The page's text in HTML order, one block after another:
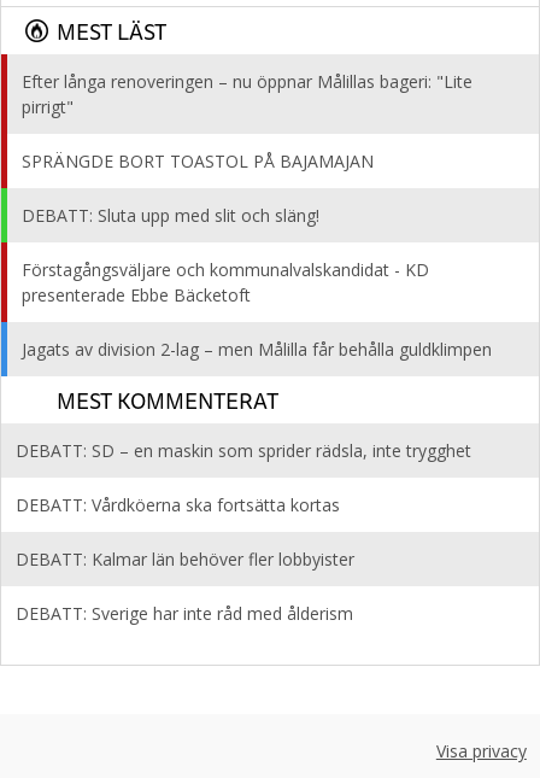
MEST LÄST
Efter långa renoveringen – nu öppnar Målillas bageri: "Lite
pirrigt"
SPRÄNGDE BORT TOASTOL PÅ BAJAMAJAN
DEBATT: Sluta upp med slit och släng!
Förstagångsväljare och kommunalvalskandidat - KD
presenterade Ebbe Bäcketoft
Jagats av division 2-lag – men Målilla får behålla guldklimpen
MEST KOMMENTERAT
DEBATT: SD – en maskin som sprider rädsla, inte trygghet
DEBATT: Vårdköerna ska fortsätta kortas
DEBATT: Kalmar län behöver fler lobbyister
DEBATT: Sverige har inte råd med ålderism
Visa privacy